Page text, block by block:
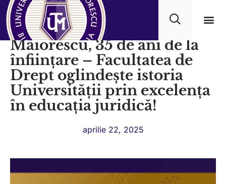
Universitatea Titu
Maiorescu, 35 de ani de la
înființare – Facultatea de
Drept oglindește istoria
Universității prin excelența
în educația juridică!
aprilie 22, 2025